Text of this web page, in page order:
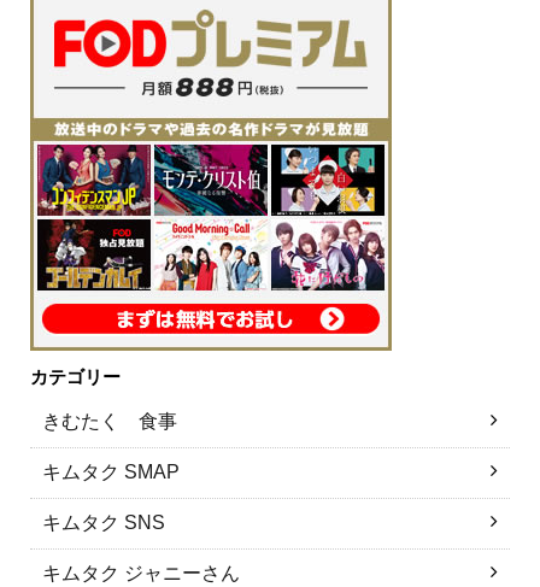
カテゴリー
きむたく 食事
キムタク SMAP
キムタク SNS
キムタク ジャニーさん